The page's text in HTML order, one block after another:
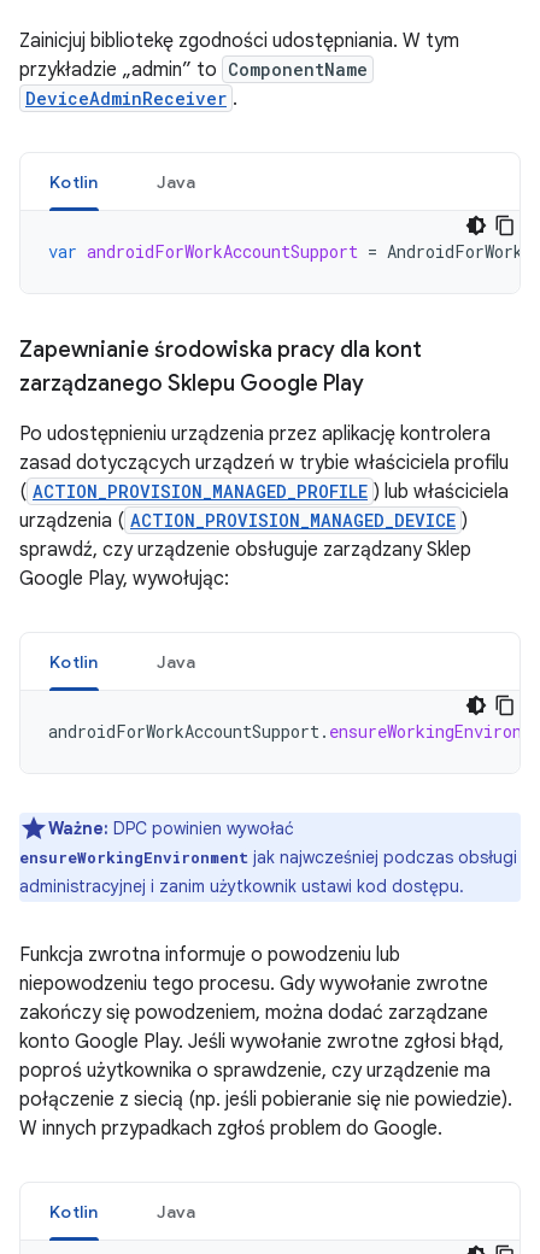
Zainicjuj bibliotekę zgodności udostępniania. W tym
przykładzie „admin” to ComponentName
DeviceAdminReceiver .
Kotlin Java
var androidForWorkAccountSupport =
Zapewnianie środowiska pracy dla kont
zarządzanego Sklepu Google Play
Po udostępnieniu urządzenia przez aplikację kontrolera
zasad dotyczących urządzeń w trybie właściciela profilu
( ACTION_PROVISION_MANAGED_PROFILE ) lub właściciela
urządzenia ( ACTION_PROVISION_MANAGED_DEVICE )
sprawdź, czy urządzenie obsługuje zarządzany Sklep
Google Play, wywołując:
Kotlin Java
androidForWorkAccountSupport.
Ważne: DPC powinien wywołać
ensureWorkingEnvironment jak najwcześniej podczas obsługi
administracyjnej i zanim użytkownik ustawi kod dostępu.
Funkcja zwrotna informuje o powodzeniu lub
niepowodzeniu tego procesu. Gdy wywołanie zwrotne
zakończy się powodzeniem, można dodać zarządzane
konto Google Play. Jeśli wywołanie zwrotne zgłosi błąd,
poproś użytkownika o sprawdzenie, czy urządzenie ma
połączenie z siecią (np. jeśli pobieranie się nie powiedzie).
W innych przypadkach zgłoś problem do Google.
Kotlin Java